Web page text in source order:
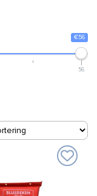
€56
56